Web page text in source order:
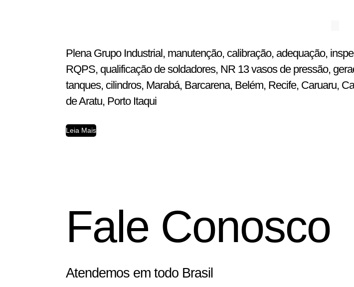
Plena Grupo Industrial, manutenção, calibração, adequação,
RQPS, qualificação de soldadores, NR 13 vasos de pressão,
tanques, cilindros, Marabá, Barcarena, Belém, Recife, Caruaru,
de Aratu, Porto Itaqui
Leia Mais
Fale Conosco
Atendemos em todo Brasil